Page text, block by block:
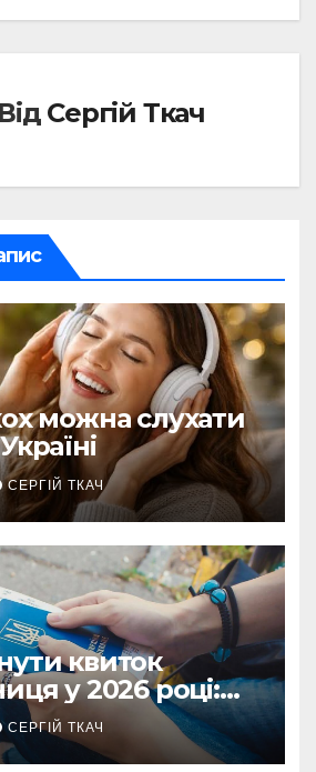
Від Сергій Ткач
можна слухати
СЕРГІЙ ТКАЧ
квиток
у 2026 році:
суми
СЕРГІЙ ТКАЧ